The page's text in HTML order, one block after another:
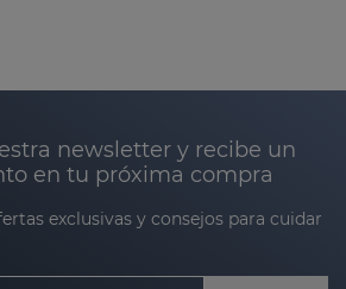
newsletter y recibe un
en tu próxima compra
exclusivas y consejos para cuidar